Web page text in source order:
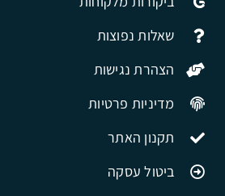
שאלות נפוצות
הצהרת נגישות
מדיניות פרטיות
תקנון האתר
ביטול עסקה